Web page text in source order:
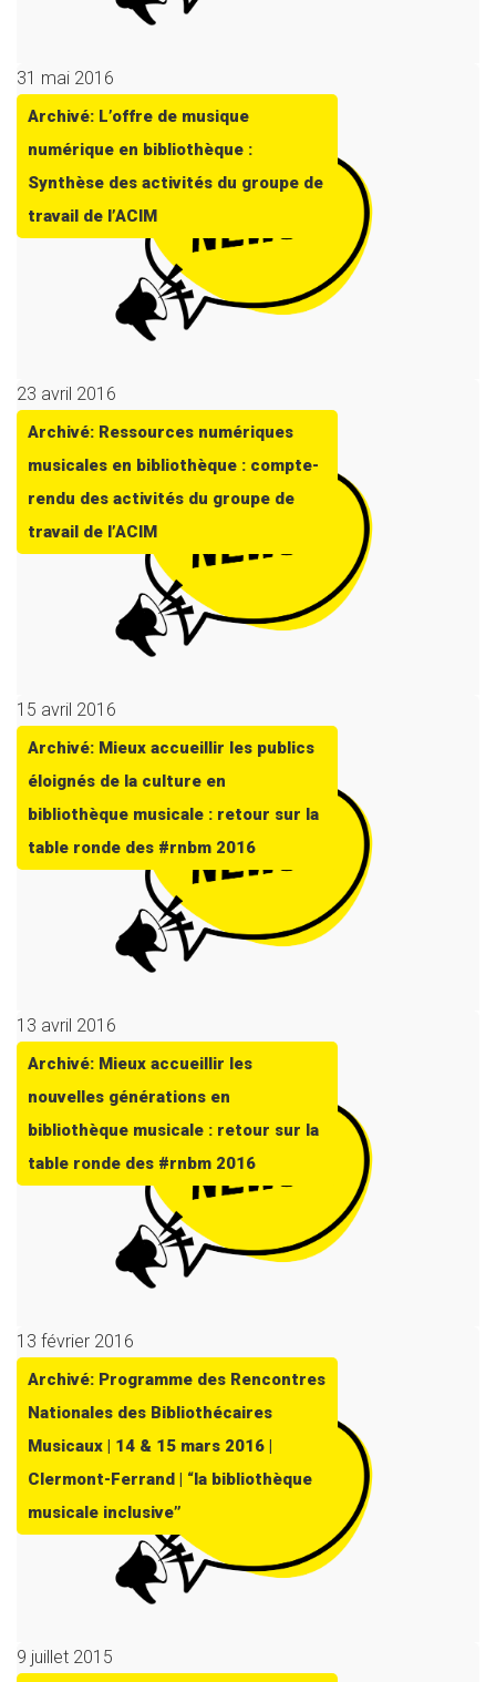
31 mai 2016
Archivé: L’offre de musique
numérique en bibliothèque :
Synthèse des activités du groupe de
travail de l’ACIM
23 avril 2016
Archivé: Ressources numériques
musicales en bibliothèque : compte-
rendu des activités du groupe de
travail de l’ACIM
15 avril 2016
Archivé: Mieux accueillir les publics
éloignés de la culture en
bibliothèque musicale : retour sur la
table ronde des #rnbm 2016
13 avril 2016
Archivé: Mieux accueillir les
nouvelles générations en
bibliothèque musicale : retour sur la
table ronde des #rnbm 2016
13 février 2016
Archivé: Programme des Rencontres
Nationales des Bibliothécaires
Musicaux | 14 & 15 mars 2016 |
Clermont-Ferrand | “la bibliothèque
musicale inclusive”
9 juillet 2015